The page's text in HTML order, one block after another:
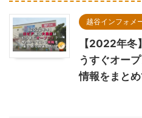
越谷インフォメ
【2022年冬
うすぐオー
情報をまとめ